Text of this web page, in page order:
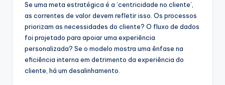
Se uma meta estratégica é a ‘centricidade no cliente’,
as correntes de valor devem refletir isso. Os processos
priorizam as necessidades do cliente? O fluxo de dados
foi projetado para apoiar uma experiência
personalizada? Se o modelo mostra uma ênfase na
eficiência interna em detrimento da experiência do
cliente, há um desalinhamento.